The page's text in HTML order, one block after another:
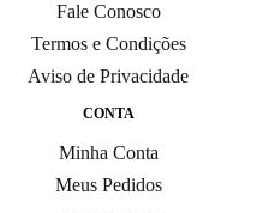
Fale Conosco
Termos e Condições
Aviso de Privacidade
CONTA
Minha Conta
Meus Pedidos